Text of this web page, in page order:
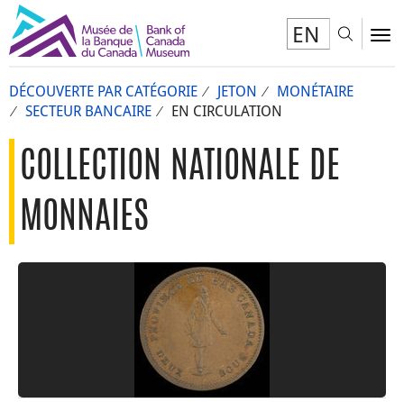
EN
DÉCOUVERTE PAR CATÉGORIE JETON
MONÉTAIRE
SECTEUR BANCAIRE
EN CIRCULATION
COLLECTION NATIONALE DE
MONNAIES